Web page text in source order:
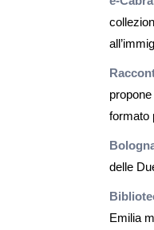
formato
delle
Emilia